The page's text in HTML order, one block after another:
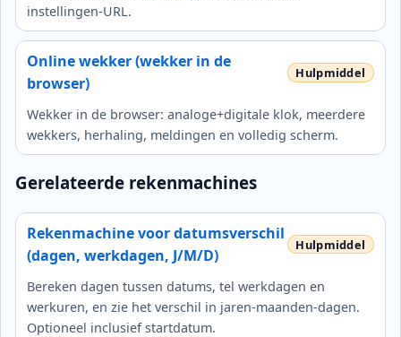
instellingen-URL.
Online wekker (wekker in de
browser)
Wekker in de browser: analoge+digitale klok, meerdere
wekkers, herhaling, meldingen en volledig scherm.
Gerelateerde rekenmachines
Rekenmachine voor datumsverschil
(dagen, werkdagen, J/M/D)
Bereken dagen tussen datums, tel werkdagen en
werkuren, en zie het verschil in jaren‑maanden‑dagen.
Optioneel inclusief startdatum.